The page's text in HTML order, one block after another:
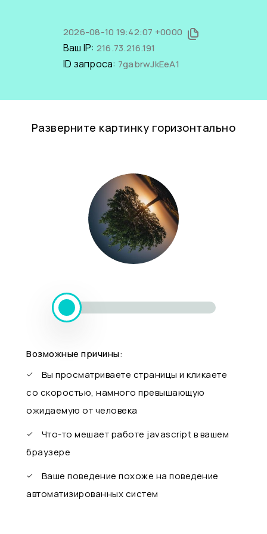
2026-08-10 19:42:07 +0000
Ваш IP: 216.73.216.191
ID запроса: 7gabrwJkEeA1
Разверните картинку горизонтально
Возможные причины:
Вы просматриваете страницы и кликаете
со скоростью, намного превышающую
ожидаемую от человека
Что-то мешает работе javascript в вашем
браузере
Ваше поведение похоже на поведение
автоматизированных систем